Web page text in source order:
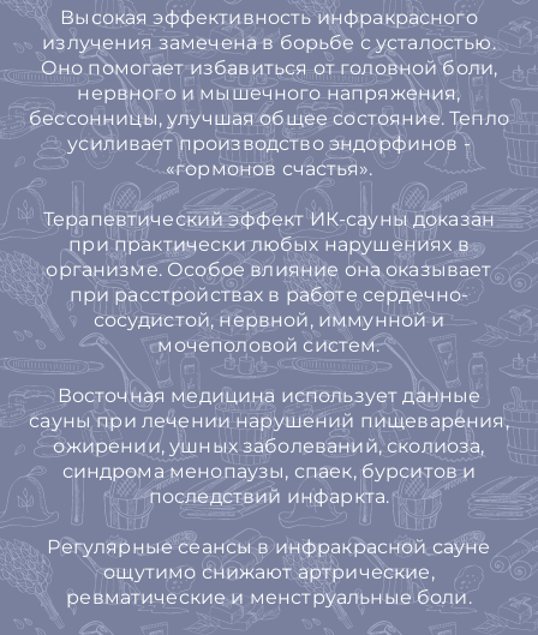
Высокая эффективность инфракрасного
излучения замечена в борьбе с усталостью.
Оно помогает избавиться от головной боли,
нервного и мышечного напряжения,
бессонницы, улучшая общее состояние. Тепло
усиливает производство эндорфинов -
«гормонов счастья».
Терапевтический эффект ИК-сауны доказан
при практически любых нарушениях в
организме. Особое влияние она оказывает
при расстройствах в работе сердечно-
сосудистой, нервной, иммунной и
мочеполовой систем.
Восточная медицина использует данные
сауны при лечении нарушений пищеварения,
ожирении, ушных заболеваний, сколиоза,
синдрома менопаузы, спаек, бурситов и
последствий инфаркта.
Регулярные сеансы в инфракрасной сауне
ощутимо снижают артрические,
ревматические и менструальные боли.